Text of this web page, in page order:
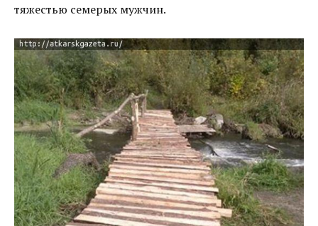
тяжестью семерых мужчин.